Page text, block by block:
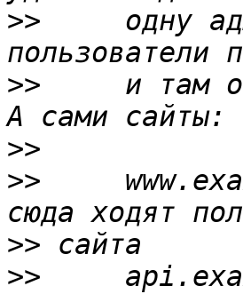
>>
одну
>>
и там
>>
>>
>>
>>